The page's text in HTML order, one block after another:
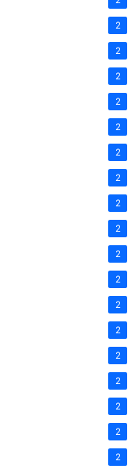
2
2
2
2
2
2
2
2
2
2
2
2
2
2
2
2
2
2